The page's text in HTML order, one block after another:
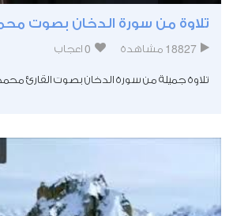
تلاوة من سورة الدخان بصوت
18827 مشاهدة 0 اعجاب
تلاوة جميلة من سورة الدخان بصوت القارئ